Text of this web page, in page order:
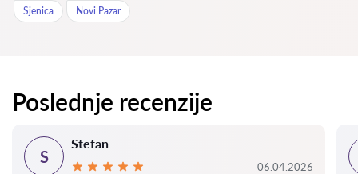
Sjenica Novi Pazar
Poslednje recenzije
S
Stefan
06.04.2026